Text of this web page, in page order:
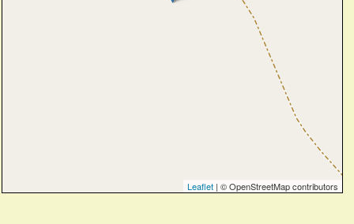
Leaflet | © OpenStreetMap contributors